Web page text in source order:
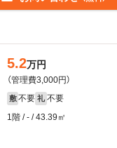
5.2万円
（管理費3,000円）
敷 不要 礼 不要
1階 / - / 43.39㎡